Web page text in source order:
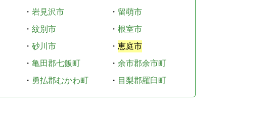
・ 岩見沢市 ・ 留萌市
・ 紋別市 ・ 根室市
・ 砂川市 ・ 恵庭市
・ 亀田郡七飯町 ・ 余市郡余市町
・ 勇払郡むかわ町 ・ 目梨郡羅臼町